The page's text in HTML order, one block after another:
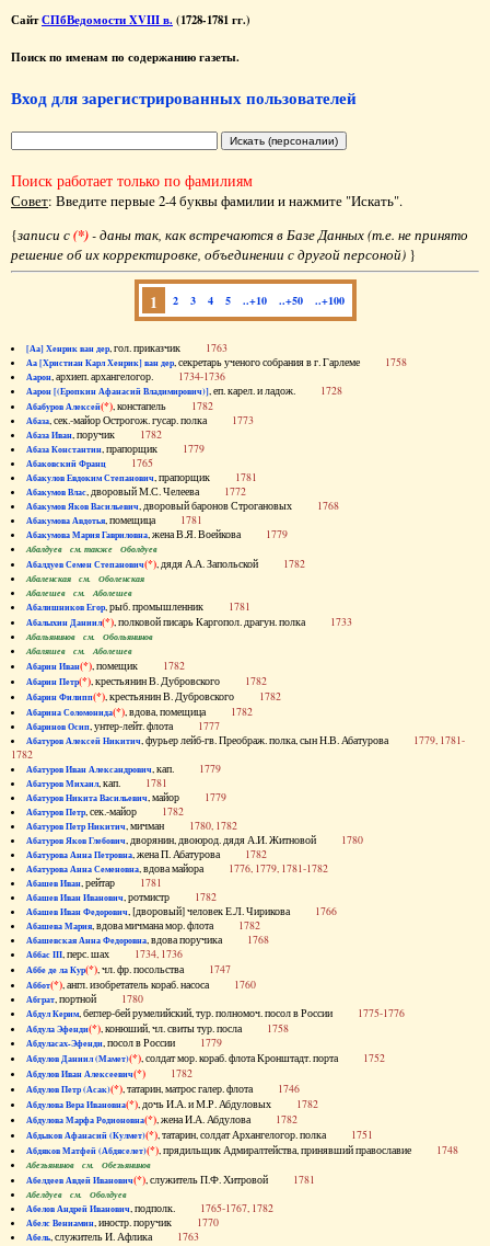
СайтСПбВедомости XVIII в. (1728-1781 гг.)
Поиск по именам по содержанию газеты.
Вход для зарегистрированных пользователей
Поиск работает только по фамилиям
Совет: Введите первые 2-4 буквы фамилии и нажмите "Искать".
{записи с(*)- даны так, как встречаются в Базе Данных (т.е. не принято
решение об их корректировке, объединении с другой персоной) }
1 2 3 4 5 ..+10 ..+50 ..+100
[Аа] Хенрик ван дер, гол. приказчик 1763
Аа [Христиан Карл Хенрик] ван дер, секретарь ученого собрания в г. Гарлеме 1758
Аарон, архиеп. архангелогор. 1734-1736
Аарон [(Еропкин Афанасий Владимирович)], еп. карел. и ладож. 1728
Абабуров Алексей(*), констапель 1782
Абаза, сек.-майор Острогож. гусар. полка 1773
Абаза Иван, поручик 1782
Абаза Константин, прапорщик 1779
Абаковский Франц 1765
Абакулов Евдоким Степанович, прапорщик 1781
Абакумов Влас, дворовый М.С. Челеева 1772
Абакумов Яков Васильевич, дворовый баронов Строгановых 1768
Абакумова Авдотья, помещица 1781
Абакумова Мария Гавриловна, жена В.Я. Воейкова 1779
Абалдуев см. также Оболдуев
Абалдуев Семен Степанович(*), дядя А.А. Запольской 1782
Абаленская см. Оболенская
Абалешев см. Аболешев
Абалишников Егор, рыб. промышленник 1781
Абалыхин Даниил(*), полковой писарь Каргопол. драгун. полка 1733
Абальянинов см. Обольянинов
Абаляшев см. Аболешев
Абарин Иван(*), помещик 1782
Абарин Петр(*), крестьянин В. Дубровского 1782
Абарин Филипп(*), крестьянин В. Дубровского 1782
Абарина Соломонида(*), вдова, помещица 1782
Абаринов Осип, унтер-лейт. флота 1777
Абатуров Алексей Никитич, фурьер лейб-гв. Преображ. полка, сын Н.В. Абатурова 1779, 1781-
1782
Абатуров Иван Александрович, кап. 1779
Абатуров Михаил, кап. 1781
Абатуров Никита Васильевич, майор 1779
Абатуров Петр, сек.-майор 1782
Абатуров Петр Никитич, мичман 1780, 1782
Абатуров Яков Глебович, дворянин, двоюрод. дядя А.И. Житновой 1780
Абатурова Анна Петровна, жена П. Абатурова 1782
Абатурова Анна Семеновна, вдова майора 1776, 1779, 1781-1782
Абашев Иван, рейтар 1781
Абашев Иван Иванович, ротмистр 1782
Абашев Иван Федорович, [дворовый] человек Е.Л. Чирикова 1766
Абашева Мария, вдова мичмана мор. флота 1782
Абашевская Анна Федоровна, вдова поручика 1768
Аббас III, перс. шах 1734, 1736
Аббе де ла Кур(*), чл. фр. посольства 1747
Аббот(*), англ. изобретатель кораб. насоса 1760
Абграт, портной 1780
Абдул Керим, беглер-бей румелийский, тур. полномоч. посол в России 1775-1776
Абдула Эфенди(*), конюший, чл. свиты тур. посла 1758
Абдуласах-Эфенди, посол в России 1779
Абдулов Даниил (Мамет)(*), солдат мор. кораб. флота Кронштадт. порта 1752
Абдулов Иван Алексеевич(*) 1782
Абдулов Петр (Асак)(*), татарин, матрос галер. флота 1746
Абдулова Вера Ивановна(*), дочь И.А. и М.Р. Абдуловых 1782
Абдулова Марфа Родионовна(*), жена И.А. Абдулова 1782
Абдыков Афанасий (Кулмет)(*), татарин, солдат Архангелогор. полка 1751
Абдяков Матфей (Абдяселет)(*), прядильщик Адмиралтейства, принявший православие 1748
Абезьянинов см. Обезьянинов
Абелдеев Авдей Иванович(*), служитель П.Ф. Хитровой 1781
Абелдуев см. Оболдуев
Абелов Андрей Иванович, подполк. 1765-1767, 1782
Абелс Вениамин, иностр. поручик 1770
Абель, служитель И. Афлика 1763